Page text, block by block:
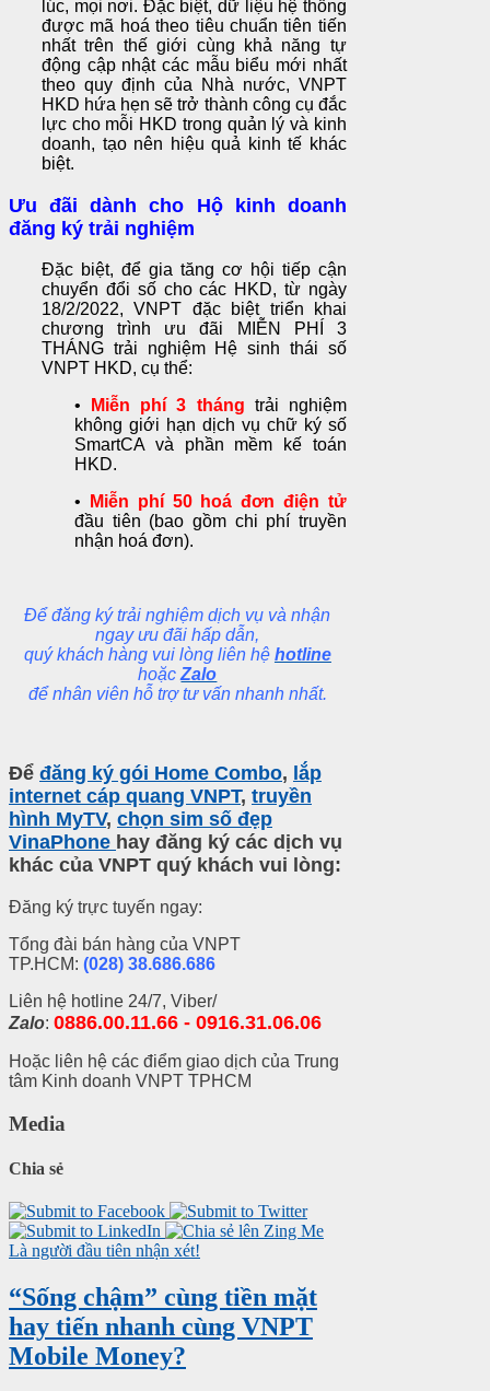
lúc, mọi nơi. Đặc biệt, dữ liệu hệ thống
được mã hoá theo tiêu chuẩn tiên tiến
nhất trên thế giới cùng khả năng tự
động cập nhật các mẫu biểu mới nhất
theo quy định của Nhà nước, VNPT
HKD hứa hẹn sẽ trở thành công cụ đắc
lực cho mỗi HKD trong quản lý và kinh
doanh, tạo nên hiệu quả kinh tế khác
biệt.
Ưu đãi dành cho Hộ kinh doanh
đăng ký trải nghiệm
Đặc biệt, để gia tăng cơ hội tiếp cận
chuyển đổi số cho các HKD, từ ngày
18/2/2022, VNPT đặc biệt triển khai
chương trình ưu đãi MIỄN PHÍ 3
THÁNG trải nghiệm Hệ sinh thái số
VNPT HKD, cụ thể:
•
Miễn phí 3 tháng trải nghiệm
không giới hạn dịch vụ chữ ký số
SmartCA và phần mềm kế toán
HKD.
•
Miễn phí 50 hoá đơn điện tử
đầu tiên (bao gồm chi phí truyền
nhận hoá đơn).
Để đăng ký trải nghiệm dịch vụ và nhận
ngay ưu đãi hấp dẫn,
quý khách hàng vui lòng liên hệ hotline
hoặcZalo
để nhân viên hỗ trợ tư vấn nhanh nhất.
Để đăng ký gói Home Combo, lắp
internet cáp quang VNPT, truyền
hình MyTV, chọn sim số đẹp
VinaPhone hay đăng ký các dịch vụ
khác của VNPT quý khách vui lòng:
Đăng ký trực tuyến ngay:
Tổng đài bán hàng của VNPT
TP.HCM: (028) 38.686.686
Liên hệ hotline 24/7, Viber/
Zalo: 0886.00.11.66 - 0916.31.06.06
Hoặc liên hệ các điểm giao dịch của Trung
tâm Kinh doanh VNPT TPHCM
Media
Chia sẻ
Là người đầu tiên nhận xét!
“Sống chậm” cùng tiền mặt
hay tiến nhanh cùng VNPT
Mobile Money?